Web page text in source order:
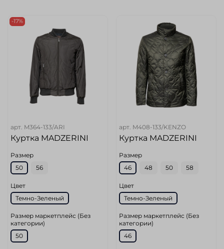
-17%
арт. M364-133/ARI
Куртка MADZERINI
Размер
50
56
Цвет
Темно-Зеленый
Размер маркетплейс (Без
категории)
50
арт. M408-133/KENZO
Куртка MADZERINI
Размер
46
48 50 58
Цвет
Темно-Зеленый
Размер маркетплейс (Без
категории)
46